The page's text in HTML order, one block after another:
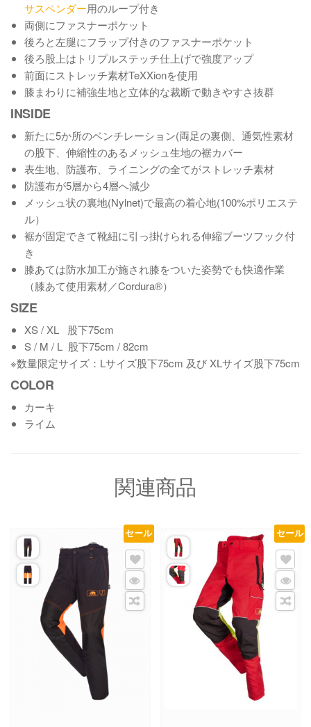
サスペンダー用のループ付き
両側にファスナーポケット
後ろと左腿にフラップ付きのファスナーポケット
後ろ股上はトリプルステッチ仕上げで強度アップ
前面にストレッチ素材TeXXionを使用
膝まわりに補強生地と立体的な裁断で動きやすさ抜群
INSIDE
新たに5か所のベンチレーション(両足の裏側、通気性素材
の股下、伸縮性のあるメッシュ生地の裾カバー
表生地、防護布、ライニングの全てがストレッチ素材
防護布が5層から4層へ減少
メッシュ状の裏地(Nylnet)で最高の着心地(100%ポリエステ
ル）
裾が固定できて靴紐に引っ掛けられる伸縮ブーツフック付
き
膝あては防水加工が施され膝をついた姿勢でも快適作業
（膝あて使用素材／Cordura®）
SIZE
XS / XL 股下75cm
S / M / L 股下75cm / 82cm
※数量限定サイズ：Lサイズ股下75cm 及び XLサイズ股下75cm
COLOR
カーキ
ライム
関連商品
セール セール